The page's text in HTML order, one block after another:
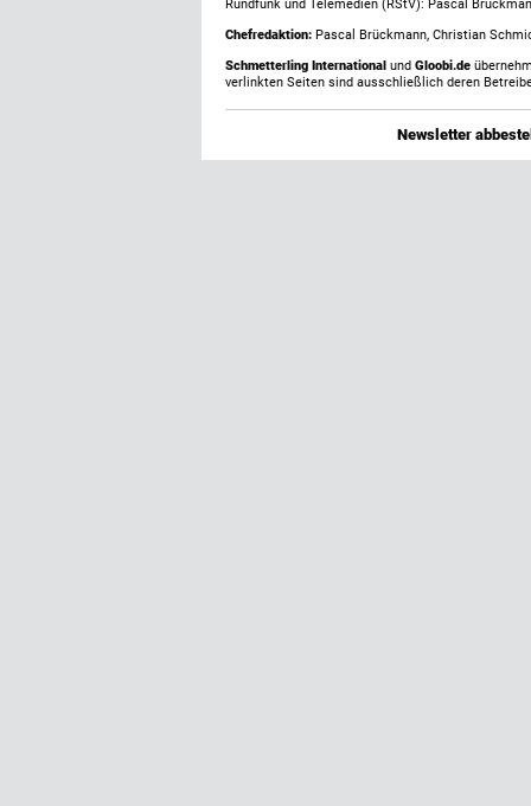
Rundfunk und Telemedien (RStV): Pascal
Chefredaktion: Pascal Brückmann, Christian
Schmetterling International und Gloobi.de
verlinkten Seiten sind ausschließlich deren
Newsletter